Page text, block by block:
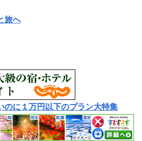
旅へ
に１万円以下のプラン大特集